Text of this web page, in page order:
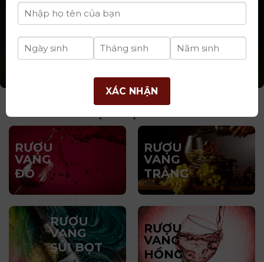
Cigar Vinataba
RƯỢU
VANG
ĐỎ
RƯỢU
VANG
TRẮNG
RƯỢU
VANG
SỦI BỌT
RƯỢU
VANG
HỒNG
XÁC NHẬN